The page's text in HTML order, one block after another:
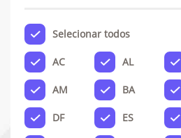
Selecionar todos
AC AL
AM BA
DF ES